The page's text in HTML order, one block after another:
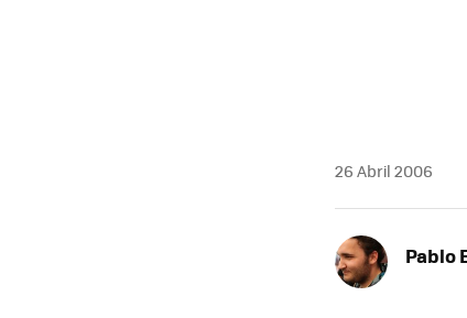
26 Abril 2006
Pablo